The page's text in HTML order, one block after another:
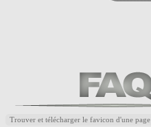
Trouver et télécharger le favicon d'une page